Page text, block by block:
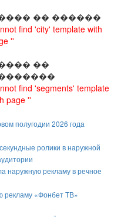
�� ������
find 'city' template with
''
��
find 'segments' template
page ''
полугодии 2026 года
ролики в наружной
наружную рекламу в речное
«Фонбет ТВ»